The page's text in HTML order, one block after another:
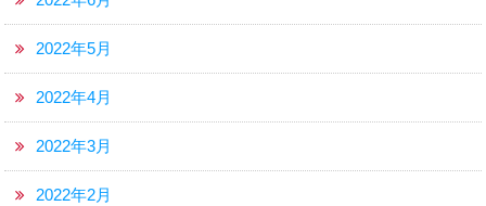
2022年5月
2022年4月
2022年3月
2022年2月